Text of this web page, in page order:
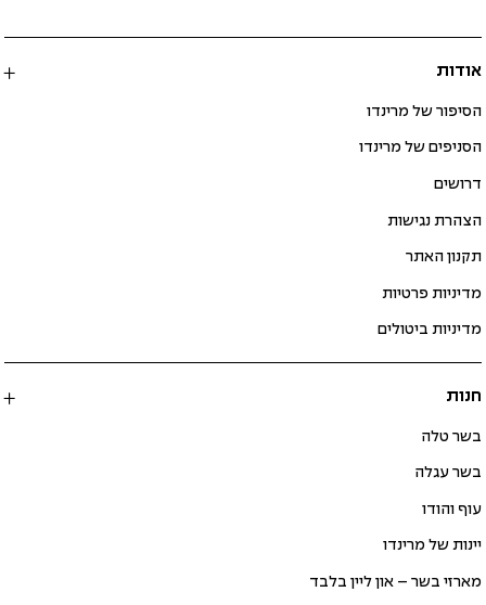
אודות
הסיפור של מרינדו
הסניפים של מרינדו
דרושים
הצהרת נגישות
תקנון האתר
מדיניות פרטיות
מדיניות ביטולים
חנות
בשר טלה
בשר עגלה
עוף והודו
יינות של מרינדו
מארזי בשר – און ליין בלבד